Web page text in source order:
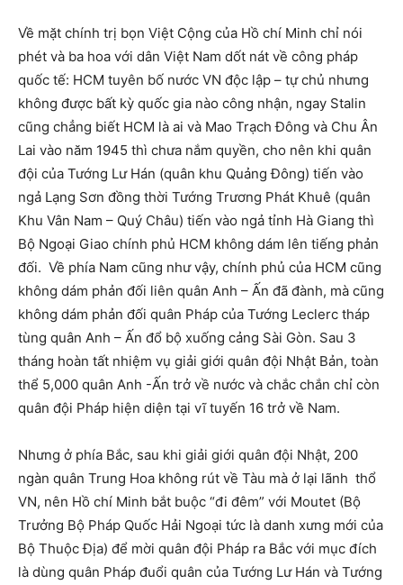
Về mặt chính trị bọn Việt Cộng của Hồ chí Minh chỉ nói
phét và ba hoa với dân Việt Nam dốt nát về công pháp
quốc tế: HCM tuyên bố nước VN độc lập – tự chủ nhưng
không được bất kỳ quốc gia nào công nhận, ngay Stalin
cũng chẳng biết HCM là ai và Mao Trạch Đông và Chu Ân
Lai vào năm 1945 thì chưa nắm quyền, cho nên khi quân
đội của Tướng Lư Hán (quân khu Quảng Đông) tiến vào
ngả Lạng Sơn đồng thời Tướng Trương Phát Khuê (quân
Khu Vân Nam – Quý Châu) tiến vào ngả tỉnh Hà Giang thì
Bộ Ngoại Giao chính phủ HCM không dám lên tiếng phản
đối. Về phía Nam cũng như vậy, chính phủ của HCM cũng
không dám phản đối liên quân Anh – Ấn đã đành, mà cũng
không dám phản đối quân Pháp của Tướng Leclerc tháp
tùng quân Anh – Ấn đổ bộ xuống cảng Sài Gòn. Sau 3
tháng hoàn tất nhiệm vụ giải giới quân đội Nhật Bản, toàn
thể 5,000 quân Anh -Ấn trở về nước và chắc chắn chỉ còn
quân đội Pháp hiện diện tại vĩ tuyến 16 trở về Nam.
Nhưng ở phía Bắc, sau khi giải giới quân đội Nhật, 200
ngàn quân Trung Hoa không rút về Tàu mà ở lại lãnh thổ
VN, nên Hồ chí Minh bắt buộc “đi đêm” với Moutet (Bộ
Trưởng Bộ Pháp Quốc Hải Ngoại tức là danh xưng mới của
Bộ Thuộc Địa) để mời quân đội Pháp ra Bắc với mục đích
là dùng quân Pháp đuổi quân của Tướng Lư Hán và Tướng